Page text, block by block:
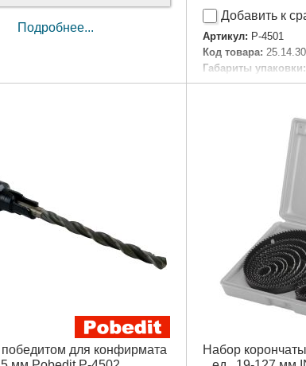
Подробнее...
Добавить к
Артикул: P-4501
Код товара: 25.14.30
Габариты упаковки:
Вес брутто: 27 г
для конфирмата
Набор